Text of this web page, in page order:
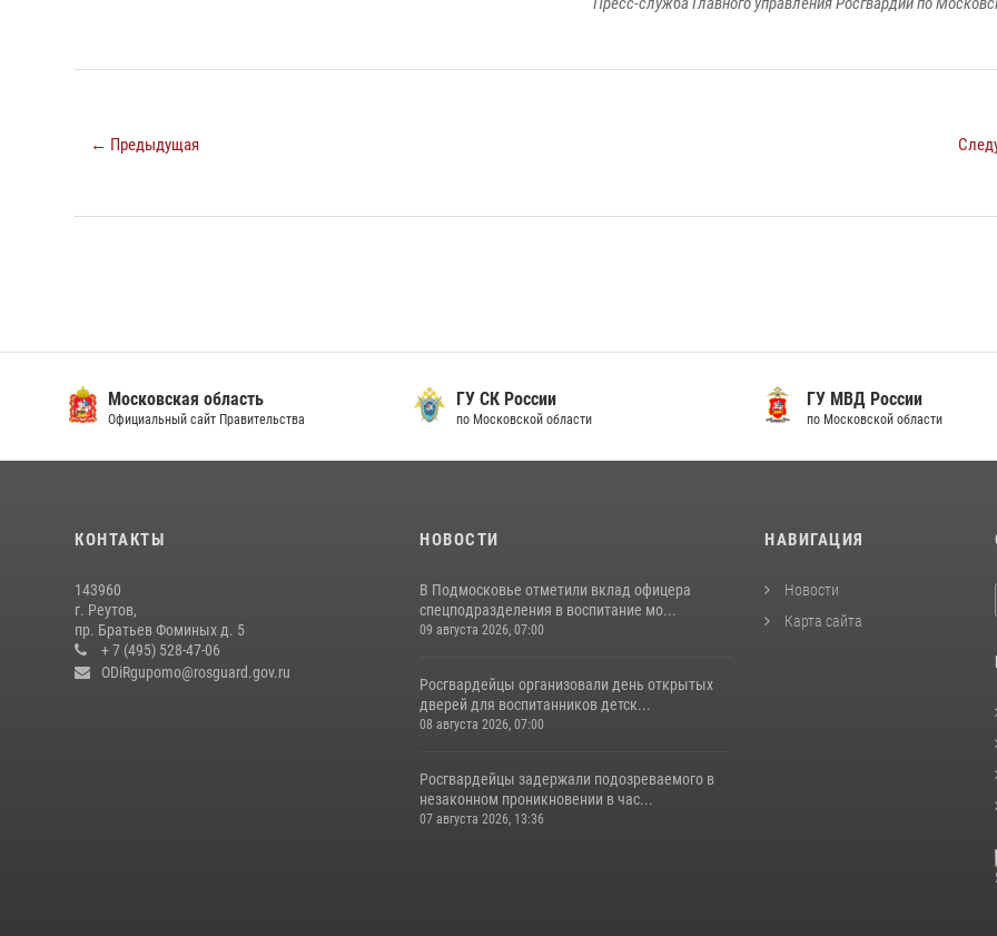
← Предыдущая
Московская область
Официальный сайт Правительства
ГУ СК России
по Московской области
ГУ МВД России
по Московской области
КОНТАКТЫ
143960
г. Реутов,
пр. Братьев Фоминых д. 5
+ 7 (495) 528-47-06
ODiRgupomo@rosguard.gov.ru
НОВОСТИ
В Подмосковье отметили вклад офицера
спецподразделения в воспитание мо...
09 августа 2026, 07:00
Росгвардейцы организовали день открытых
дверей для воспитанников детск...
08 августа 2026, 07:00
Росгвардейцы задержали подозреваемого в
незаконном проникновении в час...
07 августа 2026, 13:36
НАВИГАЦИЯ
Новости
Карта сайта